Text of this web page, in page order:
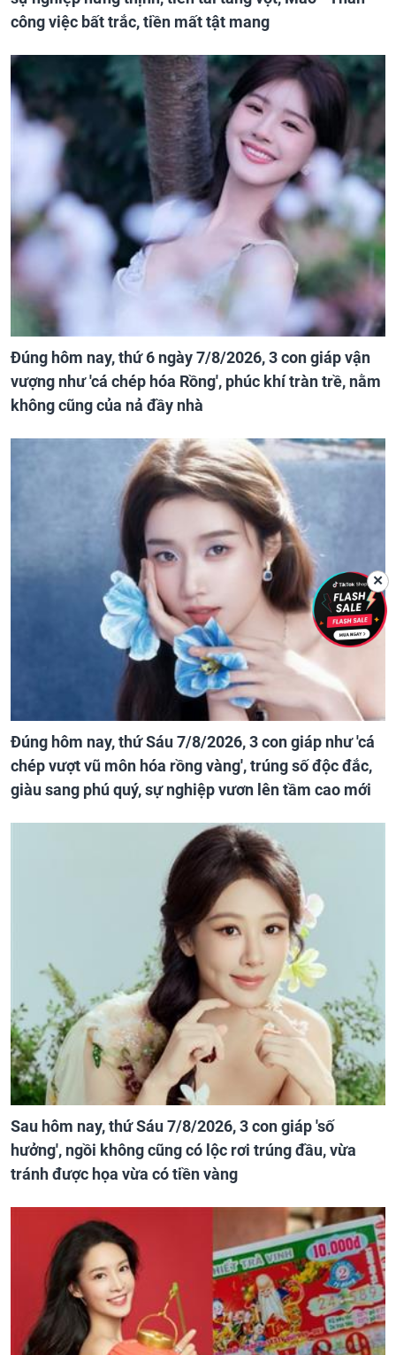
công việc bất trắc, tiền mất tật mang
Đúng hôm nay, thứ 6 ngày 7/8/2026, 3 con giáp vận
vượng như 'cá chép hóa Rồng', phúc khí tràn trề, nằm
không cũng của nả đầy nhà
Đúng hôm nay, thứ Sáu 7/8/2026, 3 con giáp như 'cá
chép vượt vũ môn hóa rồng vàng', trúng số độc đắc,
giàu sang phú quý, sự nghiệp vươn lên tầm cao mới
Sau hôm nay, thứ Sáu 7/8/2026, 3 con giáp 'số
hưởng', ngồi không cũng có lộc rơi trúng đầu, vừa
tránh được họa vừa có tiền vàng
✕